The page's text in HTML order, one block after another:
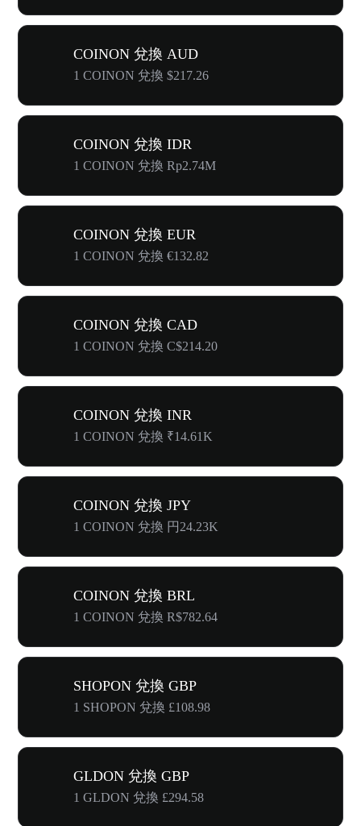
COINON 兌換 AUD
1 COINON 兌換 $217.26
COINON 兌換 IDR
1 COINON 兌換 Rp2.74M
COINON 兌換 EUR
1 COINON 兌換 €132.82
COINON 兌換 CAD
1 COINON 兌換 C$214.20
COINON 兌換 INR
1 COINON 兌換 ₹14.61K
COINON 兌換 JPY
1 COINON 兌換 円24.23K
COINON 兌換 BRL
1 COINON 兌換 R$782.64
SHOPON 兌換 GBP
1 SHOPON 兌換 £108.98
GLDON 兌換 GBP
1 GLDON 兌換 £294.58